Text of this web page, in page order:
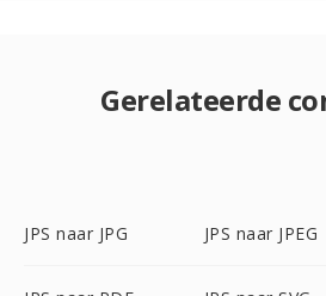
Gerelateerde
JPS naar JPG JPS naar JPEG